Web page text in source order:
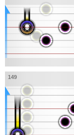
149